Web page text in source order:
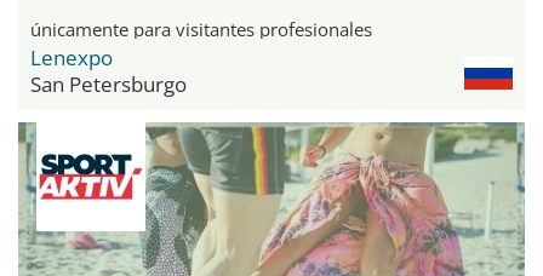
únicamente para visitantes profesionales
Lenexpo
San Petersburgo